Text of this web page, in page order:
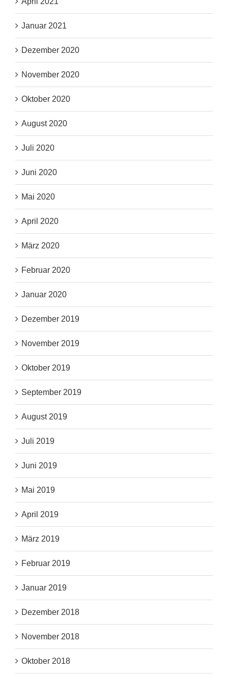
Januar 2021
Dezember 2020
November 2020
Oktober 2020
August 2020
Juli 2020
Juni 2020
Mai 2020
April 2020
März 2020
Februar 2020
Januar 2020
Dezember 2019
November 2019
Oktober 2019
September 2019
August 2019
Juli 2019
Juni 2019
Mai 2019
April 2019
März 2019
Februar 2019
Januar 2019
Dezember 2018
November 2018
Oktober 2018